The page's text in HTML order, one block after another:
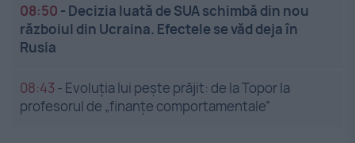
08:50 - Decizia luată de SUA schimbă din nou
războiul din Ucraina. Efectele se văd deja în
Rusia
08:43 - Evoluția lui pește prăjit: de la Topor la
profesorul de „finanțe comportamentale”